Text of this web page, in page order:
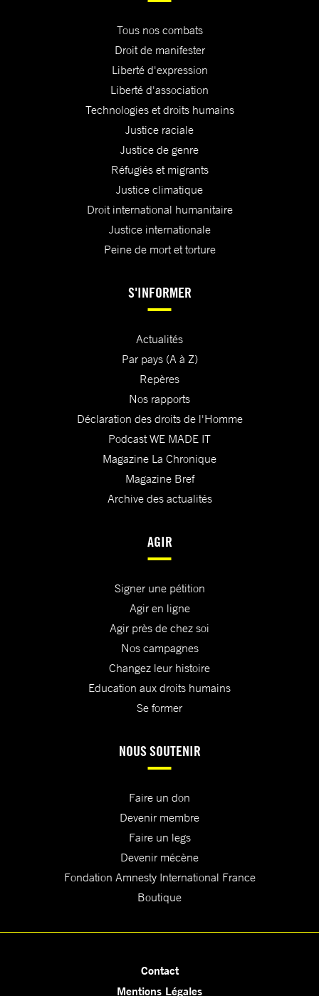
Tous nos combats
Droit de manifester
Liberté d'expression
Liberté d'association
Technologies et droits humains
Justice raciale
Justice de genre
Réfugiés et migrants
Justice climatique
Droit international humanitaire
Justice internationale
Peine de mort et torture
S'INFORMER
Actualités
Par pays (A à Z)
Repères
Nos rapports
Déclaration des droits de l'Homme
Podcast WE MADE IT
Magazine La Chronique
Magazine Bref
Archive des actualités
AGIR
Signer une pétition
Agir en ligne
Agir près de chez soi
Nos campagnes
Changez leur histoire
Education aux droits humains
Se former
NOUS SOUTENIR
Faire un don
Devenir membre
Faire un legs
Devenir mécène
Fondation Amnesty International France
Boutique
Contact
Mentions Légales